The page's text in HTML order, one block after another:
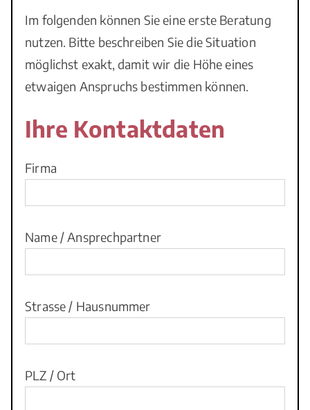
Im folgenden können Sie eine erste Beratung
nutzen. Bitte beschreiben Sie die Situation
möglichst exakt, damit wir die Höhe eines
etwaigen Anspruchs bestimmen können.
Ihre Kontaktdaten
Firma
Name / Ansprechpartner
Strasse / Hausnummer
PLZ / Ort